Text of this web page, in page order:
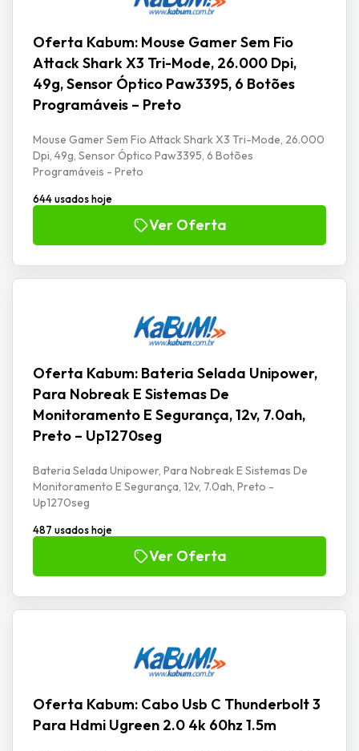
Oferta Kabum: Mouse Gamer Sem Fio
Attack Shark X3 Tri-Mode, 26.000 Dpi,
49g, Sensor Óptico Paw3395, 6 Botões
Programáveis – Preto
Mouse Gamer Sem Fio Attack Shark X3 Tri-Mode, 26.000
Dpi, 49g, Sensor Óptico Paw3395, 6 Botões
Programáveis - Preto
644 usados hoje
Ver Oferta
Oferta Kabum: Bateria Selada Unipower,
Para Nobreak E Sistemas De
Monitoramento E Segurança, 12v, 7.0ah,
Preto – Up1270seg
Bateria Selada Unipower, Para Nobreak E Sistemas De
Monitoramento E Segurança, 12v, 7.0ah, Preto -
Up1270seg
487 usados hoje
Ver Oferta
Oferta Kabum: Cabo Usb C Thunderbolt 3
Para Hdmi Ugreen 2.0 4k 60hz 1.5m